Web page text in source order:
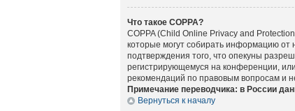
Что такое COPPA?
COPPA (Child Online Privacy and
которые могут собирать информацию от
подтверждения того, что опекуны
регистрирующемуся на конференции,
рекомендаций по правовым вопросам и
Примечание переводчика: в России
Вернуться к началу